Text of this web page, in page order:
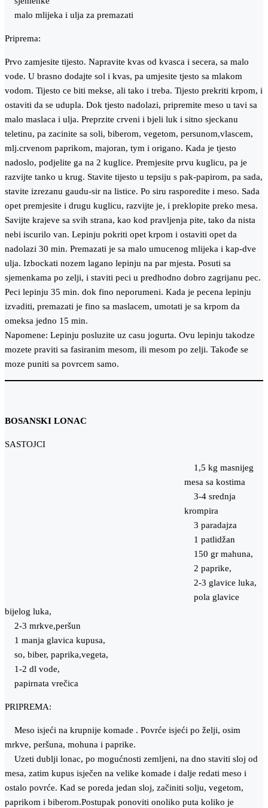
malo mlijeka i ulja za premazati
Priprema:
Prvo zamjesite tijesto. Napravite kvas od kvasca i secera, sa malo
vode. U brasno dodajte sol i kvas, pa umjesite tjesto sa mlakom
vodom. Tijesto ce biti mekse, ali tako i treba. Tijesto prekriti krpom, i
ostaviti da se udupla. Dok tjesto nadolazi, pripremite meso u tavi sa
malo maslaca i ulja. Preprzite crveni i bjeli luk i sitno sjeckanu
teletinu, pa zacinite sa soli, biberom, vegetom, persunom,vlascem,
mlj.crvenom paprikom, majoran, tym i origano. Kada je tjesto
nadoslo, podjelite ga na 2 kuglice. Premjesite prvu kuglicu, pa je
razvijte tanko u krug. Stavite tijesto u tepsiju s pak-papirom, pa sada,
stavite izrezanu gaudu-sir na listice. Po siru rasporedite i meso. Sada
opet premjesite i drugu kuglicu, razvijte je, i preklopite preko mesa.
Savijte krajeve sa svih strana, kao kod pravljenja pite, tako da nista
nebi iscurilo van. Lepinju pokriti opet krpom i ostaviti opet da
nadolazi 30 min. Premazati je sa malo umucenog mlijeka i kap-dve
ulja. Izbockati nozem lagano lepinju na par mjesta. Posuti sa
sjemenkama po zelji, i staviti peci u predhodno dobro zagrijanu pec.
Peci lepinju 35 min. dok fino neporumeni. Kada je pecena lepinju
izvaditi, premazati je fino sa maslacem, umotati je sa krpom da
omeksa jedno 15 min.
Napomene: Lepinju posluzite uz casu jogurta. Ovu lepinju takodze
mozete praviti sa fasiranim mesom, ili mesom po zelji. Takođe se
moze puniti sa povrcem samo.
BOSANSKI LONAC
SASTOJCI
1,5 kg masnijeg
mesa sa kostima
3-4 srednja
krompira
3 paradajza
1 patlidžan
150 gr mahuna,
2 paprike,
2-3 glavice luka,
pola glavice
bijelog luka,
2-3 mrkve,peršun
1 manja glavica kupusa,
so, biber, paprika,vegeta,
1-2 dl vode,
papirnata vrečica
PRIPREMA:
Meso isjeći na krupnije komade . Povrće isjeći po želji, osim
mrkve, peršuna, mohuna i paprike.
Uzeti dublji lonac, po mogućnosti zemljeni, na dno staviti sloj od
mesa, zatim kupus isječen na velike komade i dalje redati meso i
ostalo povrće. Kad se poreda jedan sloj, začiniti solju, vegetom,
paprikom i biberom.Postupak ponoviti onoliko puta koliko je